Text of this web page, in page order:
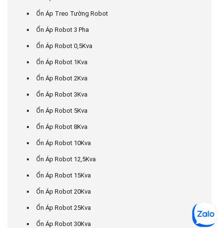
Ổn Áp Treo Tường Robot
Ổn Áp Robot 3 Pha
Ổn Áp Robot 0,5Kva
Ổn Áp Robot 1Kva
Ổn Áp Robot 2Kva
Ổn Áp Robot 3Kva
Ổn Áp Robot 5Kva
Ổn Áp Robot 8Kva
Ổn Áp Robot 10Kva
Ổn Áp Robot 12,5Kva
Ổn Áp Robot 15Kva
Ổn Áp Robot 20Kva
Ổn Áp Robot 25Kva
Ổn Áp Robot 30Kva